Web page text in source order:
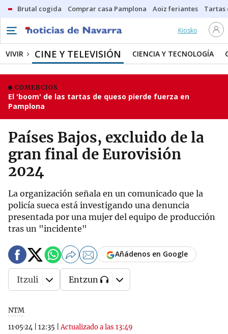
Brutal cogida Comprar casa Pamplona Aoiz feriantes Tartas
Kiosko
VIVIR CINE Y TELEVISIÓN CIENCIA Y TECNOLOGÍA
COMERCIOS
El 'boom' de las tartas de queso pierde fuerza en
Pamplona
Países Bajos, excluido de la
gran final de Eurovisión
2024
La organización señala en un comunicado que la
policía sueca está investigando una denuncia
presentada por una mujer del equipo de producción
tras un "incidente"
NTM
11·05·24
12:35 |Actualizado a las 13:49
Añádenos en Google
Itzuli Entzun